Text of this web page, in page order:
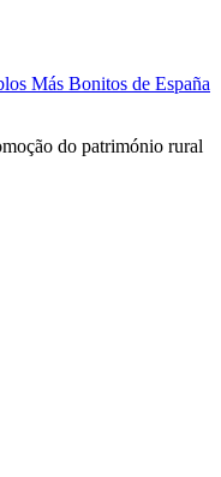
Más Bonitos de España
do património rural